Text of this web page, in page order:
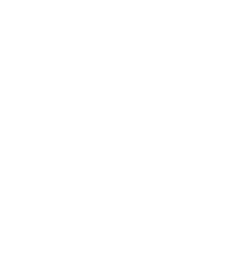
」的支付方式。 讓您購物簡單
結帳。
，將跳轉至「AFTEE先享後付」
可完成結帳。
訊中的連結，可透過四大超商／